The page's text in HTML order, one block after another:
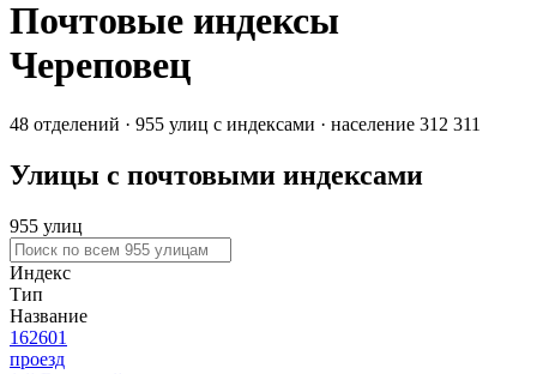
Почтовые индексы
Череповец
48 отделений · 955 улиц с индексами · население 312 311
Улицы с почтовыми индексами
955 улиц
Индекс
Тип
Название
162601
проезд